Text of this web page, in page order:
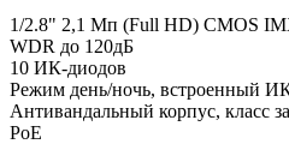
1/2.8" 2,1 Мп (Full HD) CMOS
WDR до 120дБ
10 ИК-диодов
Режим день/ночь, встроенный
Антивандальный корпус, класс
PoE